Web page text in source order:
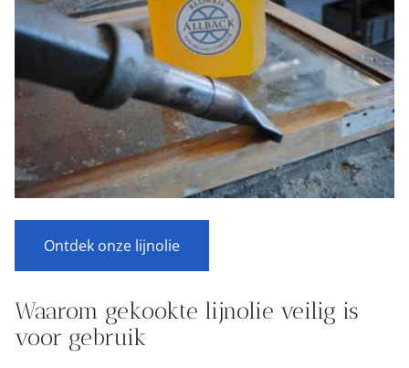
Ontdek onze lijnolie
Waarom gekookte lijnolie veilig is
voor gebruik